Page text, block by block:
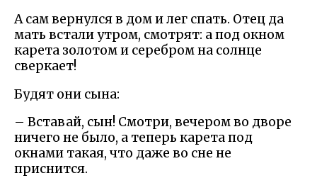
А сам вернулся в дом и лег спать. Отец да
мать встали утром, смотрят: а под окном
карета золотом и серебром на солнце
сверкает!
Будят они сына:
– Вставай, сын! Смотри, вечером во дворе
ничего не было, а теперь карета под
окнами такая, что даже во сне не
приснится.